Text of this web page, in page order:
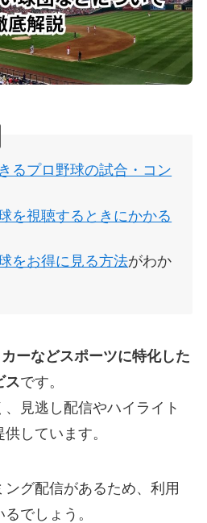
るプロ野球の試合・コン
を視聴するときにかかる
をお得に見る方法がわか
ーなどスポーツに特化した
スです。
見逃し配信やハイライト
しています。
グ配信があるため、利用
でしょう。